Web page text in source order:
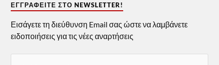
ΕΓΓΡΑΦΕΊΤΕ ΣΤΟ NEWSLETTER!
Εισάγετε τη διεύθυνση Email σας ώστε να λαμβάνετε
ειδοποιήσεις για τις νέες αναρτήσεις